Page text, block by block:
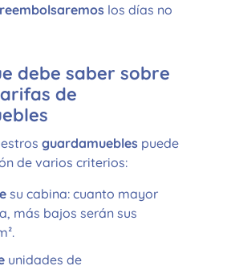
los días no
debe saber sobre
de
guardamuebles puede
de varios criterios:
su cabina: cuanto mayor
más bajos serán sus
unidades de